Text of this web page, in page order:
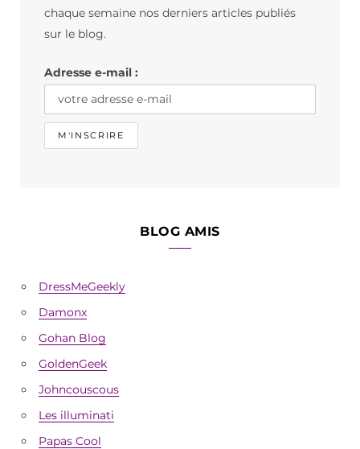
m
chaque semaine nos derniers articles publiés
sur le blog.
Adresse e-mail :
BLOG AMIS
DressMeGeekly
Damonx
Gohan Blog
GoldenGeek
Johncouscous
Les illuminati
Papas Cool